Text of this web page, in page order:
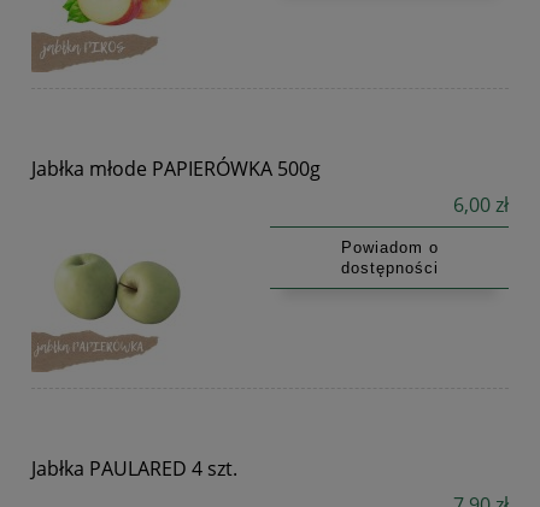
Jabłka młode PAPIERÓWKA 500g
6,00 zł
Powiadom o
dostępności
Jabłka PAULARED 4 szt.